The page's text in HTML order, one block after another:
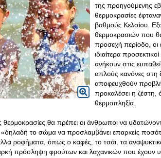
της προηγούμενης
θερμοκρασίες
βαθμούς Κελσίου.
θερμοκρασιών που
προσεχή περίοδο, οι
ιδιαίτερα
ανήκουν στις
απλούς κανόνες στη
αποφευχθούν
προκαλέσει η ζέστη,
θερμοπληξία.
θερμοκρασίες θα πρέπει οι άνθρωποι να
«δηλαδή το σώμα να προσλαμβάνει επαρκείς
ροφήματα, όπως ο καφές, το τσάι, τα
πρόσληψη φρούτων και λαχανικών που έχουν